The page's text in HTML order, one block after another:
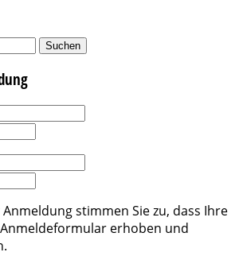
stimmen Sie zu, dass Ihre
erhoben und